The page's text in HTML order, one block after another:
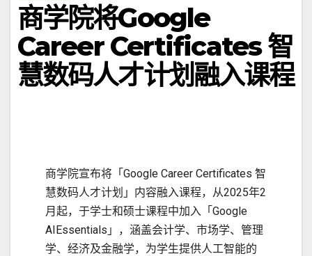
商学院将Google
Career Certificates 智
慧数码人才计划融入课程
商学院宣布将「Google Career Certificates 智
慧数码人才计划」内容融入课程，从2025年2
月起，于学士和硕士课程中加入「Google
AIEssentials」，涵盖会计学、市场学、管理
学、经济及金融学，为学生提供人工智能的